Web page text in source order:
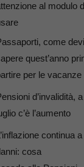
al modulo
come devi
quest’anno
per le vacanze
d’invalidità, a
c’è l’aumento
continua
cosa